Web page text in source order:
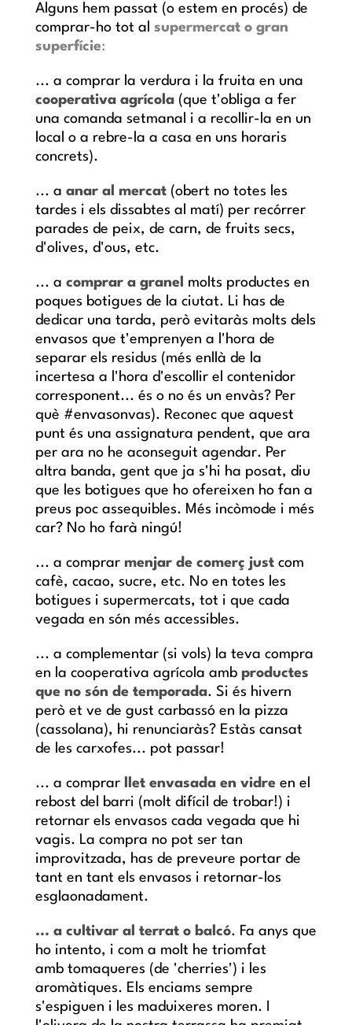
Alguns hem passat (o estem en procés) de
comprar-ho tot al supermercat o gran
superfície:
... a comprar la verdura i la fruita en una
cooperativa agrícola(que t'obliga a fer
una comanda setmanal i a recollir-la en un
local o a rebre-la a casa en uns horaris
concrets).
... a anar al mercat(obert no totes les
tardes i els dissabtes al matí) per recórrer
parades de peix, de carn, de fruits secs,
d'olives, d'ous, etc.
... a comprar a granel
molts productes en
poques botigues de la ciutat. Li has de
dedicar una tarda, però evitaràs molts dels
envasos que t'emprenyen a l'hora de
separar els residus (més enllà de la
incertesa a l'hora d'escollir el contenidor
corresponent... és o no és un envàs? Per
què #envasonvas). Reconec que aquest
punt és una assignatura pendent, que ara
per ara no he aconseguit agendar. Per
altra banda, gent que ja s'hi ha posat, diu
que les botigues que ho ofereixen ho fan a
preus poc assequibles. Més incòmode i més
car? No ho farà ningú!
... a comprarmenjar de comerç just com
cafè, cacao, sucre, etc. No en totes les
botigues i supermercats, tot i que cada
vegada en són més accessibles.
... a complementar (si vols) la teva compra
en la cooperativa agrícola amb productes
que no són de temporada. Si és hivern
però et ve de gust carbassó en la pizza
(cassolana), hi renunciaràs? Estàs cansat
de les carxofes... pot passar!
... a comprarllet envasada en vidreen el
rebost del barri (molt difícil de trobar!) i
retornar els envasos cada vegada que hi
vagis. La compra no pot ser tan
improvitzada, has de preveure portar de
tant en tant els envasos i retornar-los
esglaonadament.
... a cultivar al terrat o balcó. Fa anys que
ho intento, i com a molt he triomfat
amb tomaqueres (de 'cherries') i les
aromàtiques. Els enciams sempre
s'espiguen i les maduixeres moren. I